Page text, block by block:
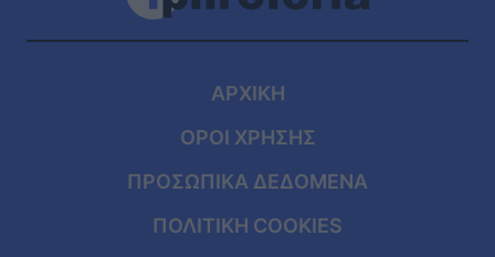
ΑΡΧΙΚΗ
ΟΡΟΙ ΧΡΗΣΗΣ
ΠΡΟΣΩΠΙΚΑ ΔΕΔΟΜΕΝΑ
ΠΟΛΙΤΙΚΗ COOKIES